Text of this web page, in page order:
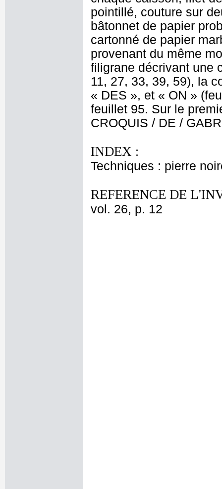
pointillé, couture sur
bâtonnet de papier
cartonné de papier
provenant du même
filigrane décrivant une
11, 27, 33, 39, 59), la
« DES », et « ON »
feuillet 95. Sur le
CROQUIS / DE /
INDEX :
Techniques : pierre
REFERENCE DE
vol. 26, p. 12